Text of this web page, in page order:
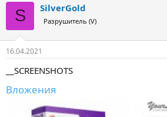
S SilverGold
Разрушитель (V)
16.04.2021
__SCREENSHOTS
Вложения